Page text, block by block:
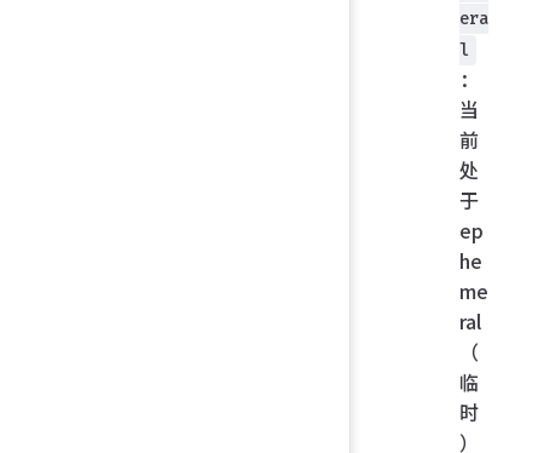
era
l
：
当
前
处
于
ep
he
me
ral
（
临
时
）